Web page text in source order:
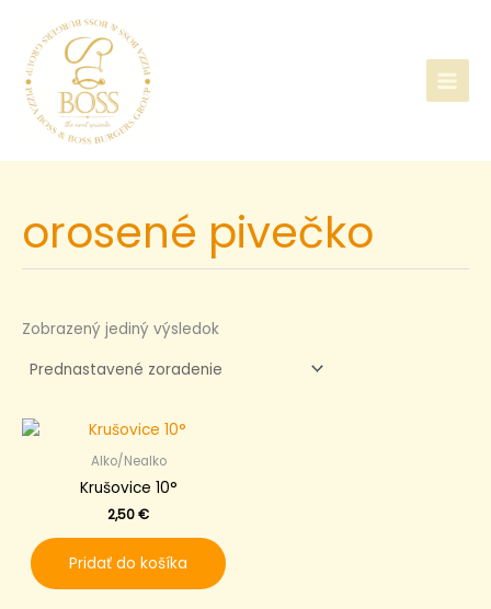
obsah
orosené pivečko
Zobrazený jediný výsledok
Alko/Nealko
Krušovice 10°
2,50€
Pridať do košíka